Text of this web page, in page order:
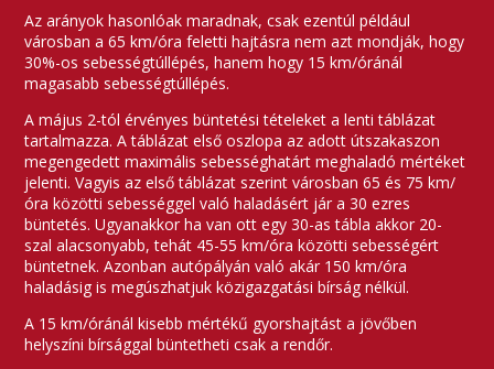
Az arányok hasonlóak maradnak, csak ezentúl például
városban a 65 km/óra feletti hajtásra nem azt mondják, hogy
30%-os sebességtúllépés, hanem hogy 15 km/óránál
magasabb sebességtúllépés.
A május 2-tól érvényes büntetési tételeket a lenti táblázat
tartalmazza. A táblázat első oszlopa az adott útszakaszon
megengedett maximális sebességhatárt meghaladó mértéket
jelenti. Vagyis az első táblázat szerint városban 65 és 75 km/
óra közötti sebességgel való haladásért jár a 30 ezres
büntetés. Ugyanakkor ha van ott egy 30-as tábla akkor 20-
szal alacsonyabb, tehát 45-55 km/óra közötti sebességért
büntetnek. Azonban autópályán való akár 150 km/óra
haladásig is megúszhatjuk közigazgatási bírság nélkül.
A 15 km/óránál kisebb mértékű gyorshajtást a jövőben
helyszíni bírsággal büntetheti csak a rendőr.